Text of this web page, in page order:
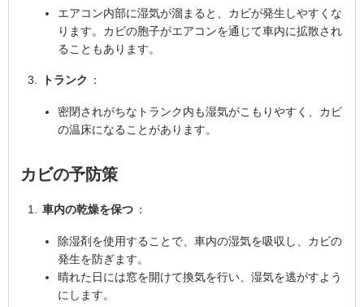
エアコン内部に湿気が溜まると、カビが発生しやすくな
ります。カビの胞子がエアコンを通じて車内に拡散され
ることもあります。
トランク ：
密閉されがちなトランク内も湿気がこもりやすく、カビ
の温床になることがあります。
カビの予防策
車内の乾燥を保つ ：
除湿剤を使用することで、車内の湿気を吸収し、カビの
発生を防ぎます。
晴れた日には窓を開けて換気を行い、湿気を逃がすよう
にします。